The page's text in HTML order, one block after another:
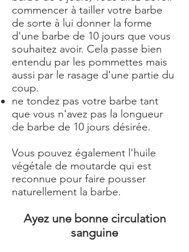
commencer à tailler votre barbe
de sorte à lui donner la forme
d'une barbe de 10 jours que vous
souhaitez avoir. Cela passe bien
entendu par les pommettes mais
aussi par le rasage d'une partie du
coup.
ne tondez pas votre barbe tant
que vous n'avez pas la longueur
de barbe de 10 jours désirée.
Vous pouvez également l'huile
végétale de moutarde qui est
reconnue pour faire pousser
naturellement la barbe.
Ayez une bonne circulation
sanguine